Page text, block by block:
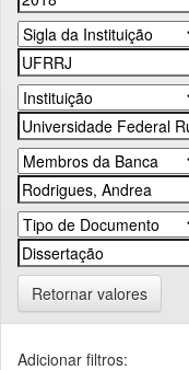
Retornar valores
Adicionar filtros: